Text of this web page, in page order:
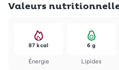
Valeurs
Énergie
87 kcal
Lipides
6 g